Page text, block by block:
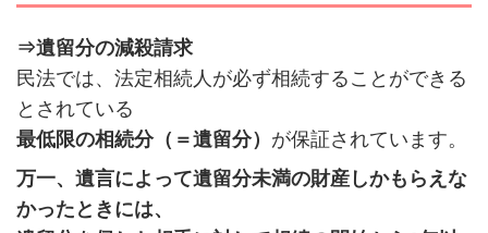
⇒遺留分の減殺請求
民法では、法定相続人が必ず相続することができる
とされている
最低限の相続分（＝遺留分） が保証されています。
万一、遺言によって遺留分未満の財産しかもらえな
かったときには、